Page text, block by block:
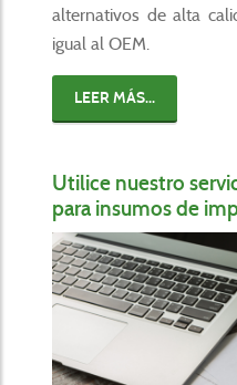
alternativos de alta
igual al OEM.
LEER MÁS...
Utilice nuestro
para insumos de